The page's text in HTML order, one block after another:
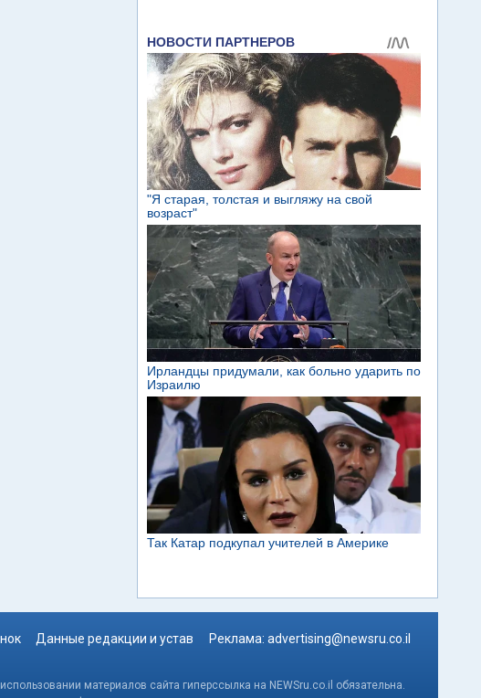
Данные редакции и устав Реклама: advertising@newsru.co.il
материалов сайта гиперссылка на NEWSru.co.il обязательна.